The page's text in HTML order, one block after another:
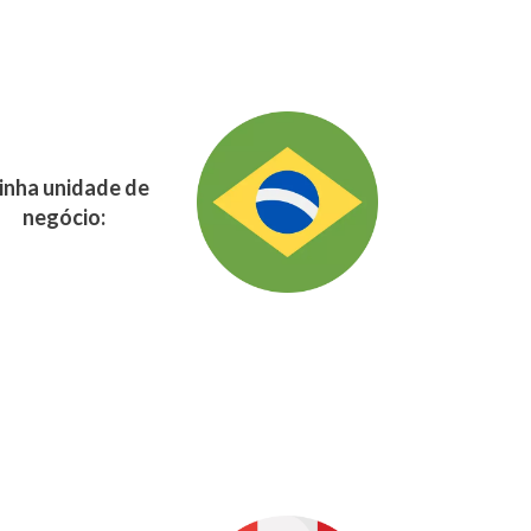
unidade de
negócio: